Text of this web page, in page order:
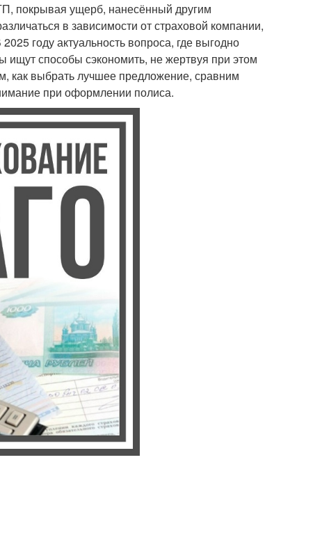
покрывая ущерб, нанесённый другим
в зависимости от страховой компании,
году актуальность вопроса, где выгодно
ищут способы сэкономить, не жертвуя при этом
как выбрать лучшее предложение, сравним
при оформлении полиса.